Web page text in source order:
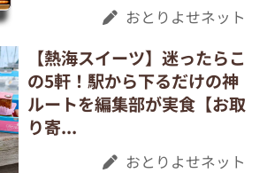
おとりよせネット
【熱海スイーツ】迷ったらこ
の5軒！駅から下るだけの神
ルートを編集部が実食【お取
り寄...
おとりよせネット